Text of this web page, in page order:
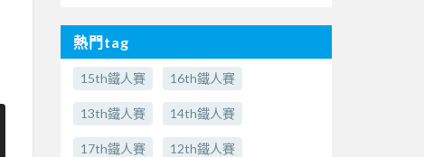
熱門tag
15th鐵人賽 16th鐵人賽
13th鐵人賽 14th鐵人賽
17th鐵人賽 12th鐵人賽